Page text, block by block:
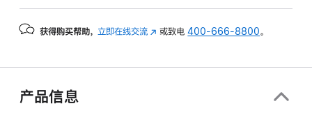
获得购买帮助， 立即在线交流 (在 或致电400-666-8800。
产品信息